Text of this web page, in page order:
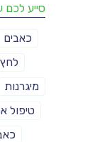
סייע לכם
כאבים
לחץ
מיגרנות
טיפול